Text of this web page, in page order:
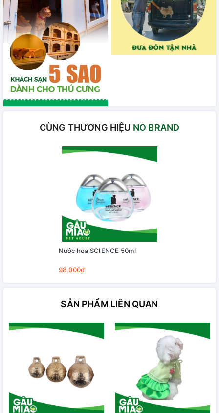
CÙNG THƯƠNG HIỆU NO BRAND
Nước hoa SCIENCE 50ml
98.000₫
SẢN PHẨM LIÊN QUAN